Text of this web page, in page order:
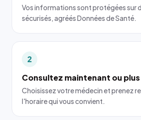
Vos informations sont protégées sur
sécurisés, agréés Données de Santé.
2
Consultez maintenant ou
Choisissez votre médecin et prenez
l'horaire qui vous convient.